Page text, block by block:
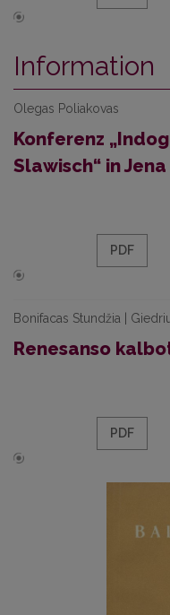
Information
Olegas Poliakovas
Konferenz
Slawisch“ in Jena
PDF
Bonifacas Stundžia |
Renesanso
PDF